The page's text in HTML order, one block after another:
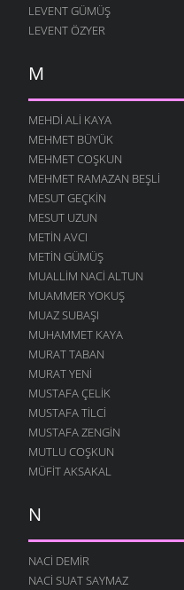
LEVENT GÜMÜŞ
LEVENT ÖZYER
M
MEHDI ALI KAYA
MEHMET BÜYÜK
MEHMET COŞKUN
MEHMET RAMAZAN BEŞLI
MESUT GEÇKIN
MESUT UZUN
METIN AVCI
METIN GÜMÜŞ
MUALLIM NACI ALTUN
MUAMMER YOKUŞ
MUAZ SUBAŞI
MUHAMMET KAYA
MURAT TABAN
MURAT YENI
MUSTAFA ÇELIK
MUSTAFA TILCI
MUSTAFA ZENGIN
MUTLU COŞKUN
MÜFIT AKSAKAL
N
NACI DEMIR
NACI SUAT SAYMAZ